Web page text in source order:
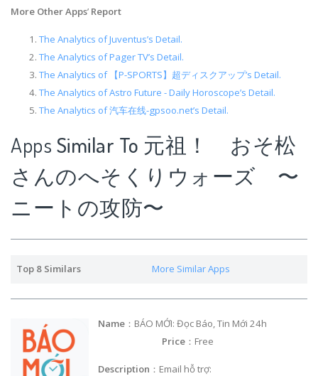
More Other Apps’ Report
The Analytics of Juventus’s Detail.
The Analytics of Pager TV’s Detail.
The Analytics of 【P-SPORTS】超ディスクアップ’s Detail.
The Analytics of Astro Future - Daily Horoscope’s Detail.
The Analytics of 汽车在线-gpsoo.net’s Detail.
Apps Similar To 元祖！ おそ松
さんのへそくりウォーズ 〜
ニートの攻防〜
Top 8 Similars More Similar Apps
Name ：BÁO MỚI: Đọc Báo, Tin Mới 24h
Price ：Free
Description ：Email hỗ trợ: